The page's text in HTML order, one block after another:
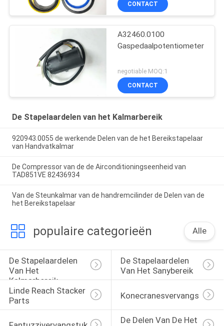
CONTACT
A32460.0100
Gaspedaalpotentiometer
negotiable MOQ:1
CONTACT
De Stapelaardelen van het Kalmarbereik
920943.0055 de werkende Delen van de het Bereikstapelaar
van Handvatkalmar
De Compressor van de de Airconditioningseenheid van
TAD851VE 82436934
Van de Steunkalmar van de handremcilinder de Delen van de
het Bereikstapelaar
populaire categorieën Alle
De Stapelaardelen
Van Het
Kalmarbereik
De Stapelaardelen
Van Het Sanybereik
Linde Reach Stacker
Parts
Konecranesvervangstukken
De Delen Van De Het